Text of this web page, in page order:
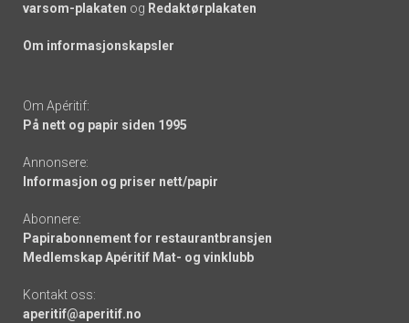
varsom-plakaten og Redaktørplakaten
Om informasjonskapsler
Om Apéritif:
På nett og papir siden 1995
Annonsere:
Informasjon og priser nett/papir
Abonnere:
Papirabonnement for restaurantbransjen
Medlemskap Apéritif Mat- og vinklubb
Kontakt oss:
aperitif@aperitif.no